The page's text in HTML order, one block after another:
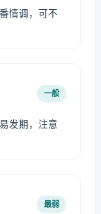
情调，可不
一般
发期，注意
最弱